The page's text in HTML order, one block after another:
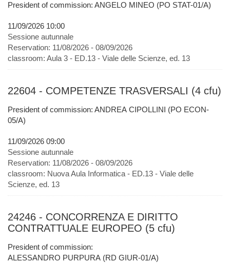
President of commission: ANGELO MINEO (PO STAT-01/A)
11/09/2026 10:00
Sessione autunnale
Reservation: 11/08/2026 - 08/09/2026
classroom: Aula 3 - ED.13 - Viale delle Scienze, ed. 13
22604 - COMPETENZE TRASVERSALI (4 cfu)
President of commission: ANDREA CIPOLLINI (PO ECON-
05/A)
11/09/2026 09:00
Sessione autunnale
Reservation: 11/08/2026 - 08/09/2026
classroom: Nuova Aula Informatica - ED.13 - Viale delle
Scienze, ed. 13
24246 - CONCORRENZA E DIRITTO
CONTRATTUALE EUROPEO (5 cfu)
President of commission:
ALESSANDRO PURPURA (RD GIUR-01/A)